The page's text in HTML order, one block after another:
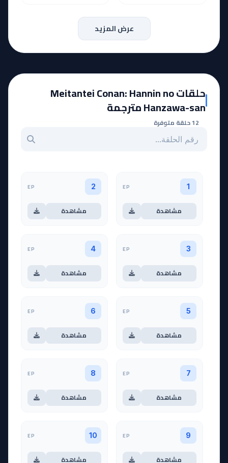
عرض المزيد
حلقات Meitantei Conan: Hannin no
Hanzawa-san مترجمة
12 حلقة متوفرة
بحث عن حلقة بالرقم
1
EP
مشاهدة
2
EP
مشاهدة
3
EP
مشاهدة
4
EP
مشاهدة
5
EP
مشاهدة
6
EP
مشاهدة
7
EP
مشاهدة
8
EP
مشاهدة
9
EP
مشاهدة
10
EP
مشاهدة